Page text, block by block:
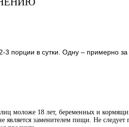
порции в сутки. Одну – примерно
лиц моложе 18 лет, беременных и
является заменителем пищи. Не